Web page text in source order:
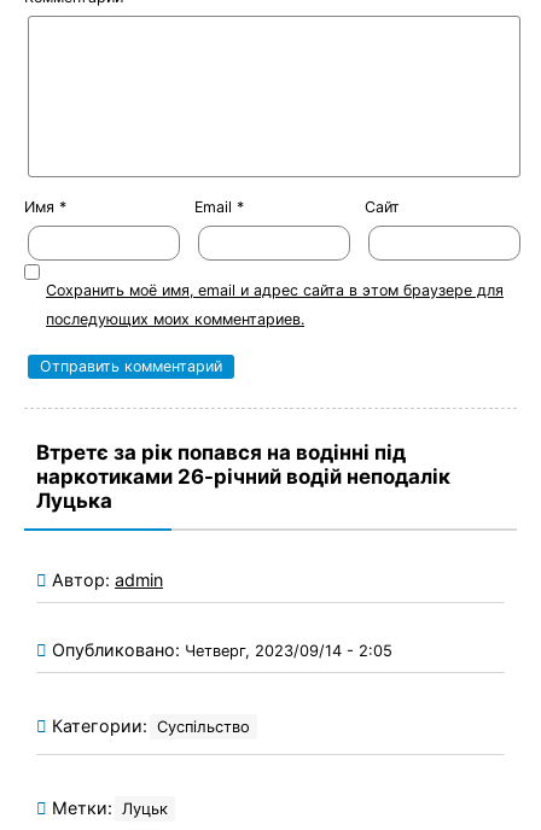
Имя * Email * Сайт
Сохранить моё имя, email и адрес сайта в этом браузере для
последующих моих комментариев.
Втретє за рік попався на водінні під
наркотиками 26-річний водій неподалік
Луцька
Автор: admin
Опубликовано: Четверг, 2023/09/14 - 2:05
Категории: Суспільство
Метки: Луцьк